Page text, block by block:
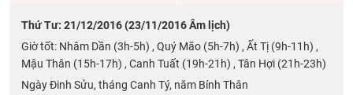
Thứ Tư: 21/12/2016 (23/11/2016 Âm lịch)
Giờ tốt: Nhâm Dần (3h-5h) , Quý Mão (5h-7h) , Ất Tị (9h-11h) ,
Mậu Thân (15h-17h) , Canh Tuất (19h-21h) , Tân Hợi (21h-23h)
Ngày Đinh Sửu, tháng Canh Tý, năm Bính Thân